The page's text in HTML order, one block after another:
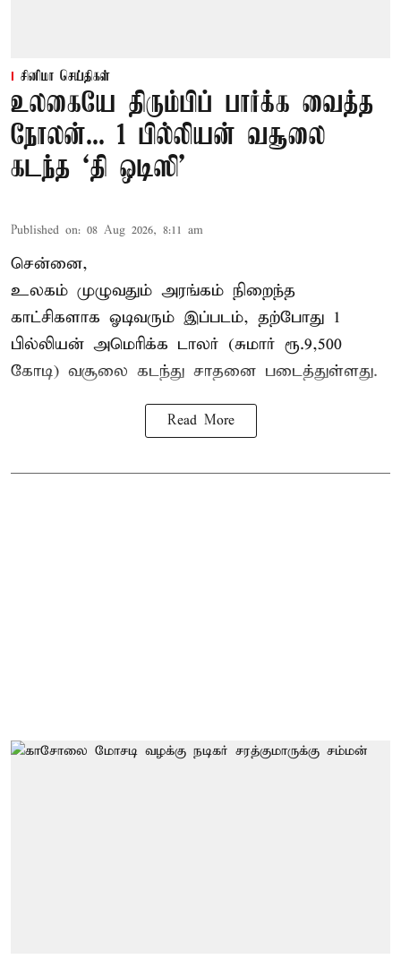
சினிமா செய்திகள்
உலகையே திரும்பிப் பார்க்க வைத்த
நோலன்... 1 பில்லியன் வசூலை
கடந்த ‘தி ஒடிஸி’
Published on: 08 Aug 2026, 8:11 am
சென்னை,
உலகம் முழுவதும் அரங்கம் நிறைந்த
காட்சிகளாக ஓடிவரும் இப்படம், தற்போது 1
பில்லியன் அமெரிக்க டாலர் (சுமார் ரூ.9,500
கோடி) வசூலை கடந்து சாதனை படைத்துள்ளது.
Read More